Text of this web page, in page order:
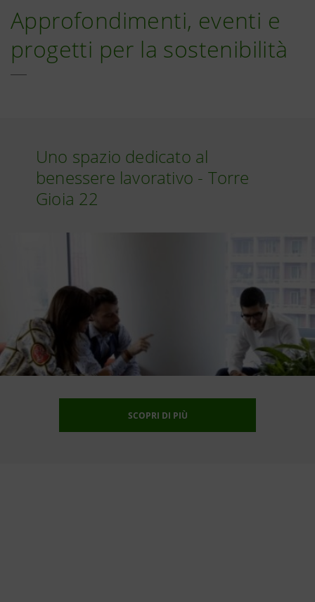
Approfondimenti, eventi e
progetti per la sostenibilità
Uno spazio dedicato al
benessere lavorativo - Torre
Gioia 22
SCOPRI DI PIÙ